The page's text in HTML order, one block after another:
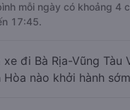
mỗi ngày có khoảng 4
17:45.
xe đi Bà Rịa-Vũng Tàu
Hòa nào khởi hành